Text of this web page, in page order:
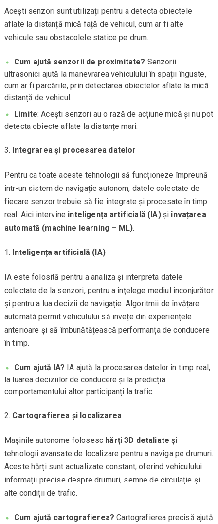
Acești senzori sunt utilizați pentru a detecta obiectele
aflate la distanță mică față de vehicul, cum ar fi alte
vehicule sau obstacolele statice pe drum.
Cum ajută senzorii de proximitate? Senzorii
ultrasonici ajută la manevrarea vehiculului în spații înguste,
cum ar fi parcările, prin detectarea obiectelor aflate la mică
distanță de vehicul.
Limite: Acești senzori au o rază de acțiune mică și nu pot
detecta obiecte aflate la distanțe mari.
Integrarea și procesarea datelor
Pentru ca toate aceste tehnologii să funcționeze împreună
într-un sistem de navigație autonom, datele colectate de
fiecare senzor trebuie să fie integrate și procesate în timp
real. Aici intervine inteligența artificială (IA)șiînvațarea
automată (machine learning – ML).
Inteligența artificială (IA)
IA este folosită pentru a analiza și interpreta datele
colectate de la senzori, pentru a înțelege mediul înconjurător
și pentru a lua decizii de navigație. Algoritmii de învățare
automată permit vehiculului să învețe din experiențele
anterioare și să îmbunătățească performanța de conducere
în timp.
Cum ajută IA? IA ajută la procesarea datelor în timp real,
la luarea deciziilor de conducere și la predicția
comportamentului altor participanți la trafic.
Cartografierea și localizarea
Mașinile autonome folosesc hărți 3D detaliate și
tehnologii avansate de localizare pentru a naviga pe drumuri.
Aceste hărți sunt actualizate constant, oferind vehiculului
informații precise despre drumuri, semne de circulație și
alte condiții de trafic.
Cum ajută cartografierea? Cartografierea precisă ajută